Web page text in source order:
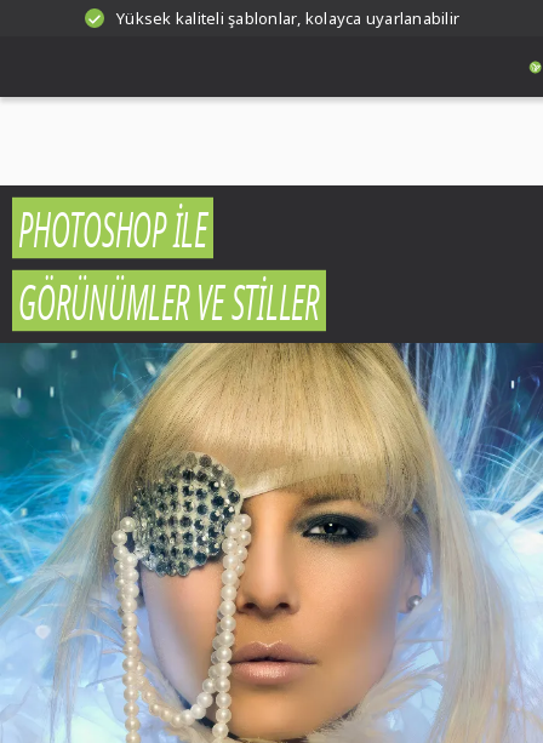
Yüksek kaliteli şablonlar, kolayca uyarlanabilir
PHOTOSHOP ILE
GÖRÜNÜMLER VE STILLER